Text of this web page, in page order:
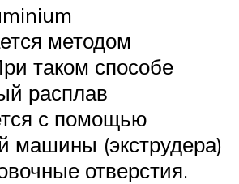
методом
таком способе
расплав
с помощью
машины (экструдера)
отверстия.